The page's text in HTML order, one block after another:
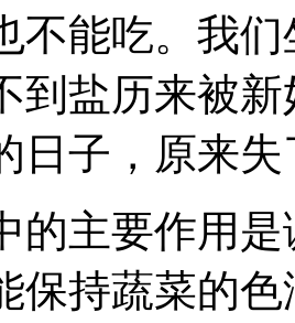
不能吃。我
到盐历来被
日子，原来
的主要作用
保持蔬菜的